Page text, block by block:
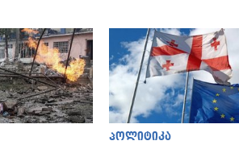
გადახედვა
პოლიტიკა